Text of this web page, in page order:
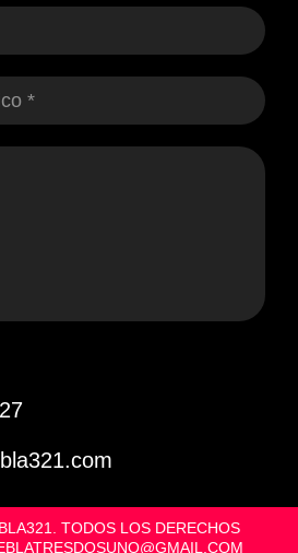
TODOS LOS DERECHOS